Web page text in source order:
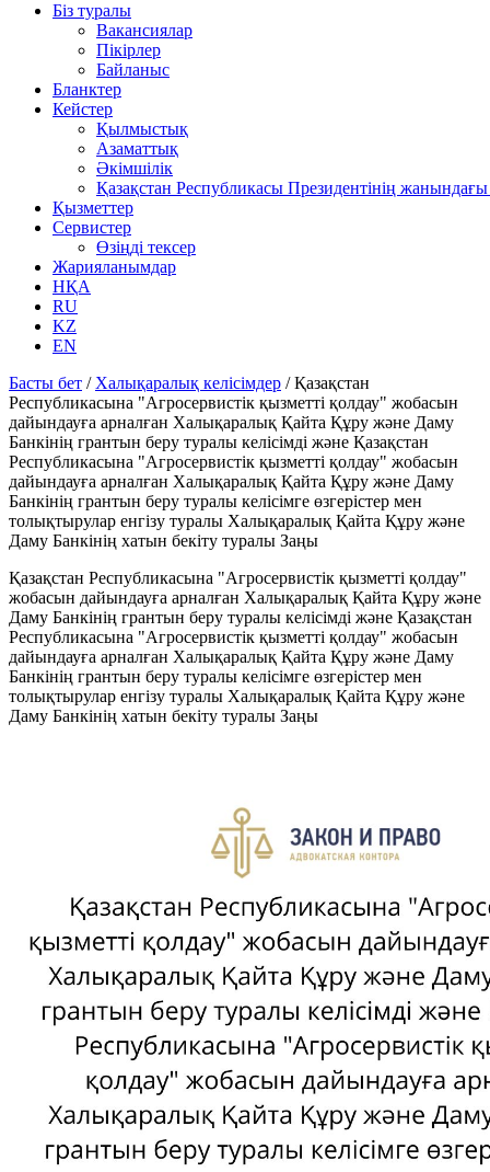
Біз туралы
Вакансиялар
Пікірлер
Байланыс
Бланктер
Кейстер
Қылмыстық
Азаматтық
Әкімшілік
Қазақстан Республикасы Президентінің
Қызметтер
Сервистер
Өзіңді тексер
Жарияланымдар
НҚА
RU
KZ
EN
Басты бет / Халықаралық келісімдер /Қазақстан
Республикасына "Агросервистік қызметті қолдау" жобасын
дайындауға арналған Халықаралық Қайта Құру және Даму
Банкінің грантын беру туралы келісімді және Қазақстан
Республикасына "Агросервистік қызметті қолдау" жобасын
дайындауға арналған Халықаралық Қайта Құру және Даму
Банкінің грантын беру туралы келісімге өзгерістер мен
толықтырулар енгізу туралы Халықаралық Қайта Құру және
Даму Банкінің хатын бекіту туралы Заңы
Қазақстан Республикасына "Агросервистік қызметті қолдау"
жобасын дайындауға арналған Халықаралық Қайта Құру және
Даму Банкінің грантын беру туралы келісімді және Қазақстан
Республикасына "Агросервистік қызметті қолдау" жобасын
дайындауға арналған Халықаралық Қайта Құру және Даму
Банкінің грантын беру туралы келісімге өзгерістер мен
толықтырулар енгізу туралы Халықаралық Қайта Құру және
Даму Банкінің хатын бекіту туралы Заңы